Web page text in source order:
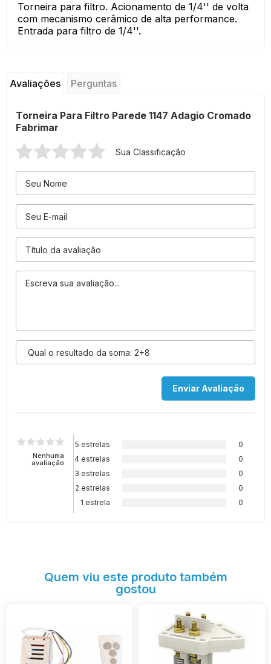
Torneira para filtro. Acionamento de 1/4'' de volta
com mecanismo cerâmico de alta performance.
Entrada para filtro de 1/4''.
Avaliações Perguntas
Torneira Para Filtro Parede 1147 Adagio Cromado
Fabrimar
Sua Classificação
Nenhuma
avaliação
5 estrelas
0
4 estrelas
0
3 estrelas
0
2 estrelas
0
1 estrela
0
Quem viu este produto também
gostou